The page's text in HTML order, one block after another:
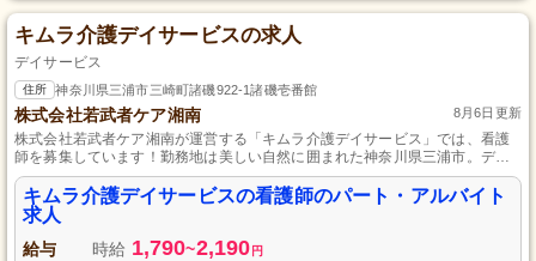
キムラ介護デイサービスの求人
デイサービス
住所 神奈川県三浦市三崎町諸磯922-1諸磯壱番館
株式会社若武者ケア湘南 8月6日更新
株式会社若武者ケア湘南が運営する「キムラ介護デイサービス」では、看護
師を募集しています！勤務地は美しい自然に囲まれた神奈川県三浦市。デイ
サービス施設での穏やかな日々を過ごしながら、利用者様の健康と笑顔を支
えるお仕事です。必要経験や資格は特に問いませんので、初心者の方もお気
軽にご応募ください。パート・アルバイトとして勤務を希望される方、ぜひ
ご応募お待ちしております。
キムラ介護デイサービスの看護師のパート・アルバイト
求人
給与 時給 1,790~2,190 円